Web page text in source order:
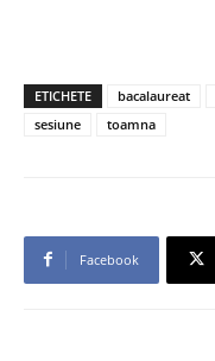
ETICHETE bacalaureat
sesiune
toamna
Facebook